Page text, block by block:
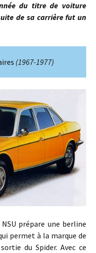
du titre de voiture
de sa carrière fut un
(1967-1977)
prépare une berline
permet à la marque de
du Spider. Avec ce